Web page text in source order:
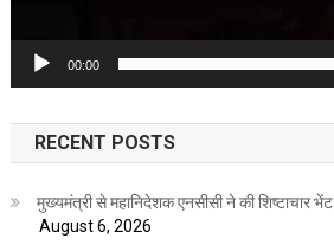
00:00
RECENT POSTS
मुख्यमंत्री से महानिदेशक एनसीसी ने की शिष्टाचार भेंट
August 6, 2026